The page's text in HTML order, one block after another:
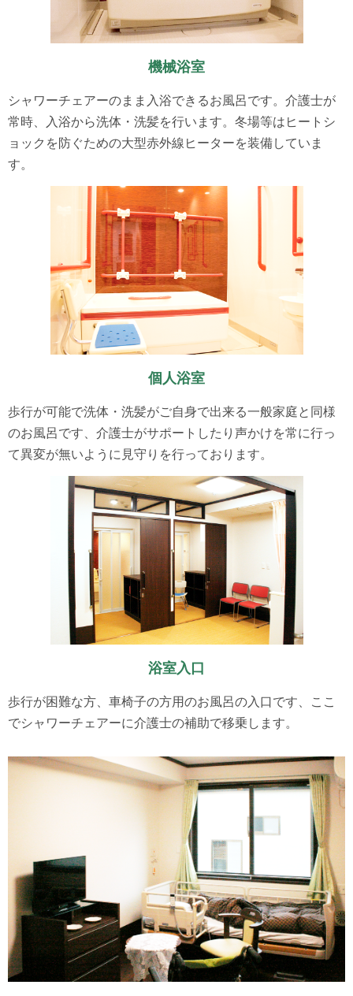
機械浴室
シャワーチェアーのまま入浴できるお風呂です。介護士が
常時、入浴から洗体・洗髪を行います。冬場等はヒートシ
ョックを防ぐための大型赤外線ヒーターを装備していま
す。
個人浴室
歩行が可能で洗体・洗髪がご自身で出来る一般家庭と同様
のお風呂です、介護士がサポートしたり声かけを常に行っ
て異変が無いように見守りを行っております。
浴室入口
歩行が困難な方、車椅子の方用のお風呂の入口です、ここ
でシャワーチェアーに介護士の補助で移乗します。